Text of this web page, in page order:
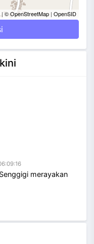
| © OpenStreetMap| OpenSID
merayakan